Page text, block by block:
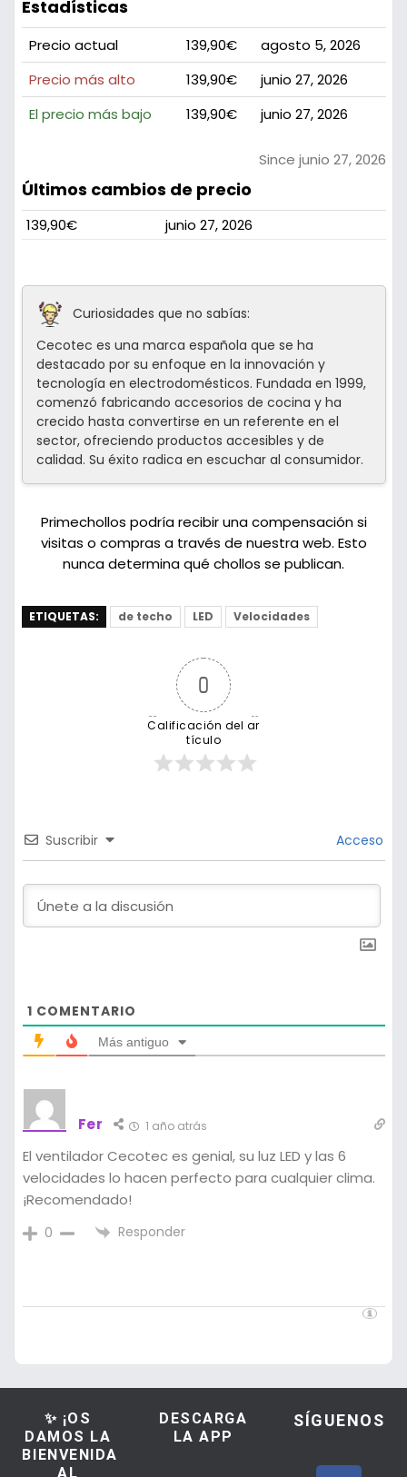
Estadísticas
Precio actual 139,90€
agosto 5, 2026
Precio más alto
139,90€
junio 27, 2026
El precio más bajo
139,90€ junio 27, 2026
Since junio 27, 2026
Últimos cambios de precio
139,90€ junio 27, 2026
Curiosidades que no sabías:
Cecotec es una marca española que se ha
destacado por su enfoque en la innovación y
tecnología en electrodomésticos. Fundada en 1999,
comenzó fabricando accesorios de cocina y ha
crecido hasta convertirse en un referente en el
sector, ofreciendo productos accesibles y de
calidad. Su éxito radica en escuchar al consumidor.
Primechollos podría recibir una compensación si
visitas o compras a través de nuestra web. Esto
nunca determina qué chollos se publican.
ETIQUETAS: de techo LED Velocidades
0
Calificación del ar
tículo
Suscribir Acceso
1 COMENTARIO
Más antiguo
Fer 1 año atrás
El ventilador Cecotec es genial, su luz LED y las 6
velocidades lo hacen perfecto para cualquier clima.
¡Recomendado!
0 Responder
✨ ¡OS
DAMOS LA
BIENVENIDA
AL
DESCARGA
LA APP
SÍGUENOS